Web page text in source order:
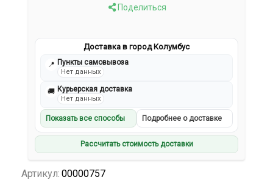
Поделиться
Доставка в город Колумбус
📍 Пункты самовывоза
Нет данных
🚚 Курьерская доставка
Нет данных
Показать все способы Подробнее о доставке
Рассчитать стоимость доставки
Артикул: 00000757